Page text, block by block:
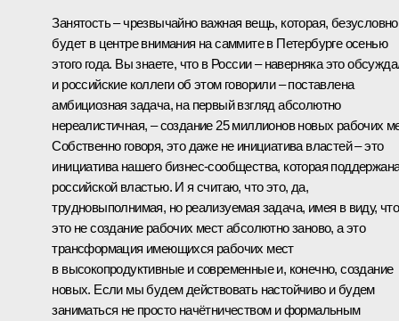
Занятость – чрезвычайно важная вещь, которая,
будет в центре внимания на саммите в Петербурге осенью
этого года. Вы знаете, что в России – наверняка это
и российские коллеги об этом говорили – поставлена
амбициозная задача, на первый взгляд абсолютно
нереалистичная, – создание 25 миллионов новых рабочих
Собственно говоря, это даже не инициатива властей – это
инициатива нашего бизнес-сообщества, которая
российской властью. И я считаю, что это, да,
трудновыполнимая, но реализуемая задача, имея в виду, что
это не создание рабочих мест абсолютно заново, а это
трансформация имеющихся рабочих мест
в высокопродуктивные и современные и, конечно, создание
новых. Если мы будем действовать настойчиво и будем
заниматься не просто начётничеством и формальным